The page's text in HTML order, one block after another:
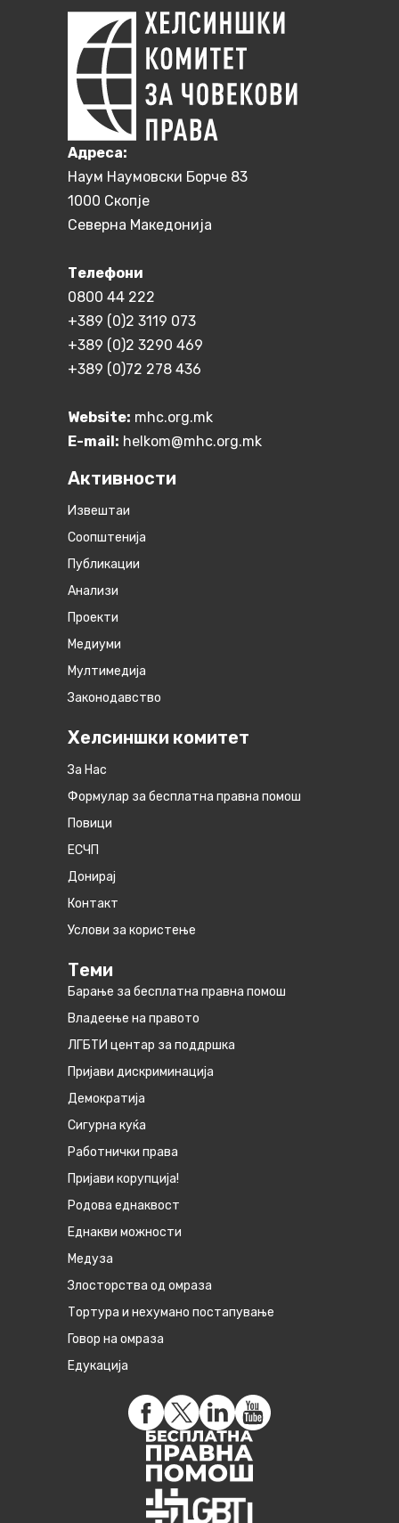
Aдреса:
Наум Наумовски Борче 83
1000 Скопје
Северна Македонија
Телефони
0800 44 222
+389 (0)2 3119 073
+389 (0)2 3290 469
+389 (0)72 278 436
Website: mhc.org.mk
E-mail: helkom@mhc.org.mk
Активности
Извештаи
Соопштенија
Публикации
Анализи
Проекти
Медиуми
Мултимедија
Законодавство
Хелсиншки комитет
За Нас
Формулар за бесплатна правна помош
Повици
ЕСЧП
Донирај
Контакт
Услови за користење
Теми
Барање за бесплатна правна помош
Владеење на правото
ЛГБТИ центар за поддршка
Пријави дискриминација
Демократија
Сигурна куќа
Работнички права
Пријави корупција!
Родова еднаквост
Eднакви можности
Медуза
Злосторства од омраза
Тортура и нехумано постапување
Говор на омраза
Едукација